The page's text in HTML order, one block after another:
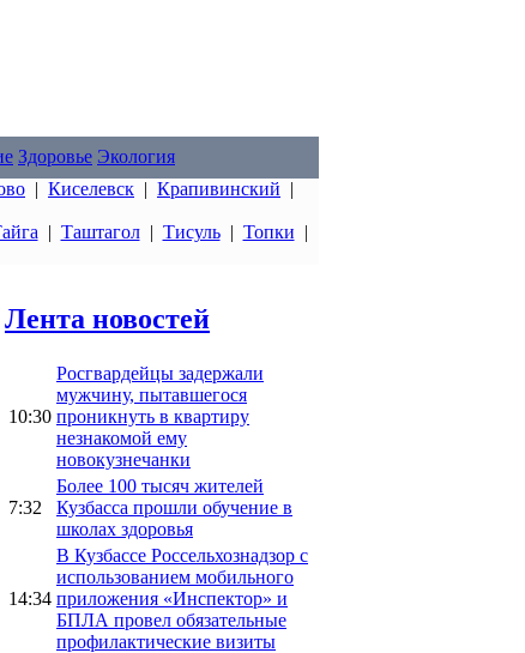
Здоровье Экология
| Киселевск | Крапивинский |
| Таштагол| Тисуль| Топки |
Лента новостей
10:30
Росгвардейцы задержали
мужчину, пытавшегося
проникнуть в квартиру
незнакомой ему
новокузнечанки
7:32
Более 100 тысяч жителей
Кузбасса прошли обучение в
школах здоровья
14:34
В Кузбассе Россельхознадзор с
использованием мобильного
приложения «Инспектор» и
БПЛА провел обязательные
профилактические визиты